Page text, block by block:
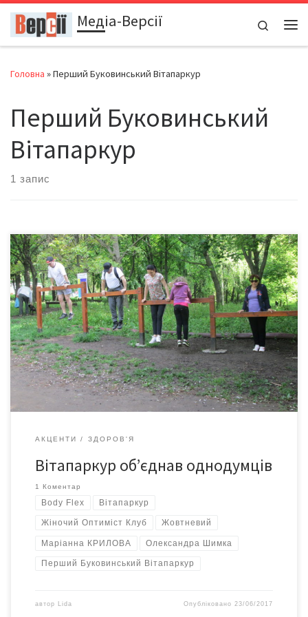
Перейти до вмістуМедіа-Версії
Search
Головна »Перший Буковинський Вітапаркур
Перший Буковинський
Вітапаркур
1 запис
У чернівецькому парку «Жовтневий» 10 місяців тому урочисто
відкрили Перший Буковинський Вітапаркур, який відкрив для
чернівчан нові оздоровчі перспективи. Громадська
організація «Жіночий Оптиміст Клуб» об’єднала навколо
Вітапаркуру прихильників здорового способу життя.
Учасниками суботніх занять на Вітапаркурі стали люди різних
професій і різного віку, різної статі та різного ступеня
зайнятості. Сюди […]
АКЦЕНТИ ЗДОРОВ'Я
Вітапаркур об’єднав однодумців
1 Коментар
Body Flex Вітапаркур
Жіночий Оптиміст Клуб Жовтневий
Маріанна КРИЛОВА Олександра Шимка
Перший Буковинський Вітапаркур
автор Lida Опубліковано23/06/2017